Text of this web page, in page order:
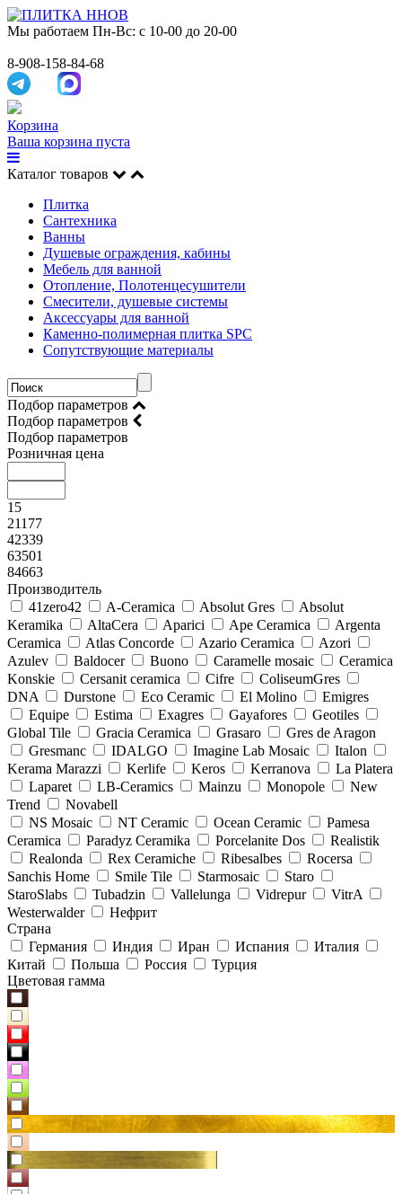
Мы работаем Пн-Вс: с 10-00 до 20-00
8-908-158-84-68
Корзина
Ваша корзина пуста
Каталог товаров
Плитка
Сантехника
Ванны
Душевые ограждения, кабины
Мебель для ванной
Отопление, Полотенцесушители
Смесители, душевые системы
Аксессуары для ванной
Каменно-полимерная плитка SPC
Сопутствующие материалы
Подбор параметров
Подбор параметров
Подбор параметров
Розничная цена
15
21177
42339
63501
84663
Производитель
41zero42
A-Ceramica Absolut Gres
Absolut
Keramika
AltaCera Aparici Ape Ceramica
Argenta
Ceramica
Atlas Concorde Azario Ceramica
Azori
Azulev
Baldocer Buono Caramelle mosaic
Ceramica
Konskie
Cersanit ceramica Cifre
ColiseumGres
DNA
Durstone Eco Ceramic El Molino
Emigres
Equipe
Estima Exagres Gayafores
Geotiles
Global Tile
Gracia Ceramica Grasaro
Gres de Aragon
Gresmanc
IDALGO Imagine Lab Mosaic
Italon
Kerama Marazzi
Kerlife Keros Kerranova
La Platera
Laparet
LB-Ceramics Mainzu Monopole
New
Trend
Novabell
NS Mosaic
NT Ceramic Ocean Ceramic
Pamesa
Ceramica
Paradyz Сeramika Porcelanite Dos
Realistik
Realonda
Rex Ceramiche Ribesalbes
Rocersa
Sanchis Home
Smile Tile Starmosaic
Staro
StaroSlabs
Tubadzin Vallelunga Vidrepur
VitrA
Westerwalder
Нефрит
Страна
Германия
Индия Иран Испания
Италия
Китай
Польша Россия
Турция
Цветовая гамма